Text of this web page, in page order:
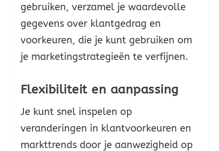
gebruiken, verzamel je waardevolle
gegevens over klantgedrag en
voorkeuren, die je kunt gebruiken om
je marketingstrategieën te verfijnen.
Flexibiliteit en aanpassing
Je kunt snel inspelen op
veranderingen in klantvoorkeuren en
markttrends door je aanwezigheid op